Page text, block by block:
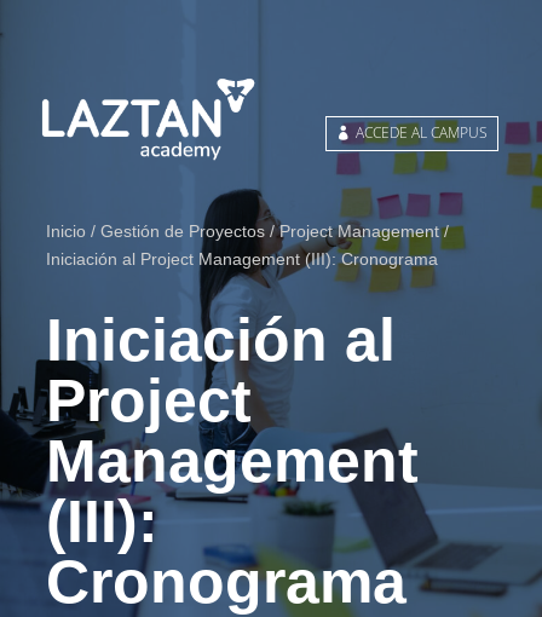
ACCEDE AL CAMPUS
Inicio /Gestión de Proyectos /Project Management/
Iniciación al Project Management (III): Cronograma
Iniciación al
Project
Management
(III):
Cronograma